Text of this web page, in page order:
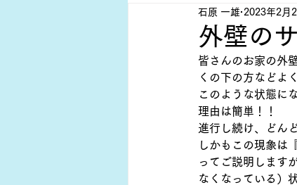
施工事例/アパート
外壁の
石原 一雄 2023年2月
皆さんのお家の外
くの下の方などよ
このような状態に
理由は簡単！！
進行し続け、どん
しかもこの現象は
ってご説明します
なくなっている）